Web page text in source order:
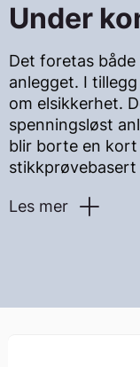
Under
Det foretas både
anlegget. I
om elsikkerhet.
spenningsløst
blir borte en
stikkprøvebasert
Les mer
Dette er